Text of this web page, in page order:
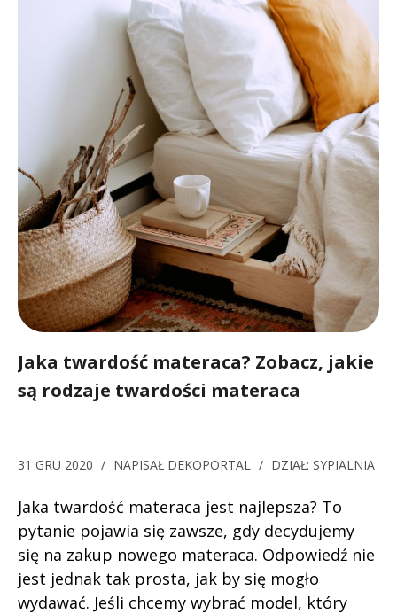
Jaka twardość materaca? Zobacz, jakie
są rodzaje twardości materaca
31 GRU 2020 / NAPISAŁ DEKOPORTAL / DZIAŁ: SYPIALNIA
Jaka twardość materaca jest najlepsza? To
pytanie pojawia się zawsze, gdy decydujemy
się na zakup nowego materaca. Odpowiedź nie
jest jednak tak prosta, jak by się mogło
wydawać. Jeśli chcemy wybrać model, który